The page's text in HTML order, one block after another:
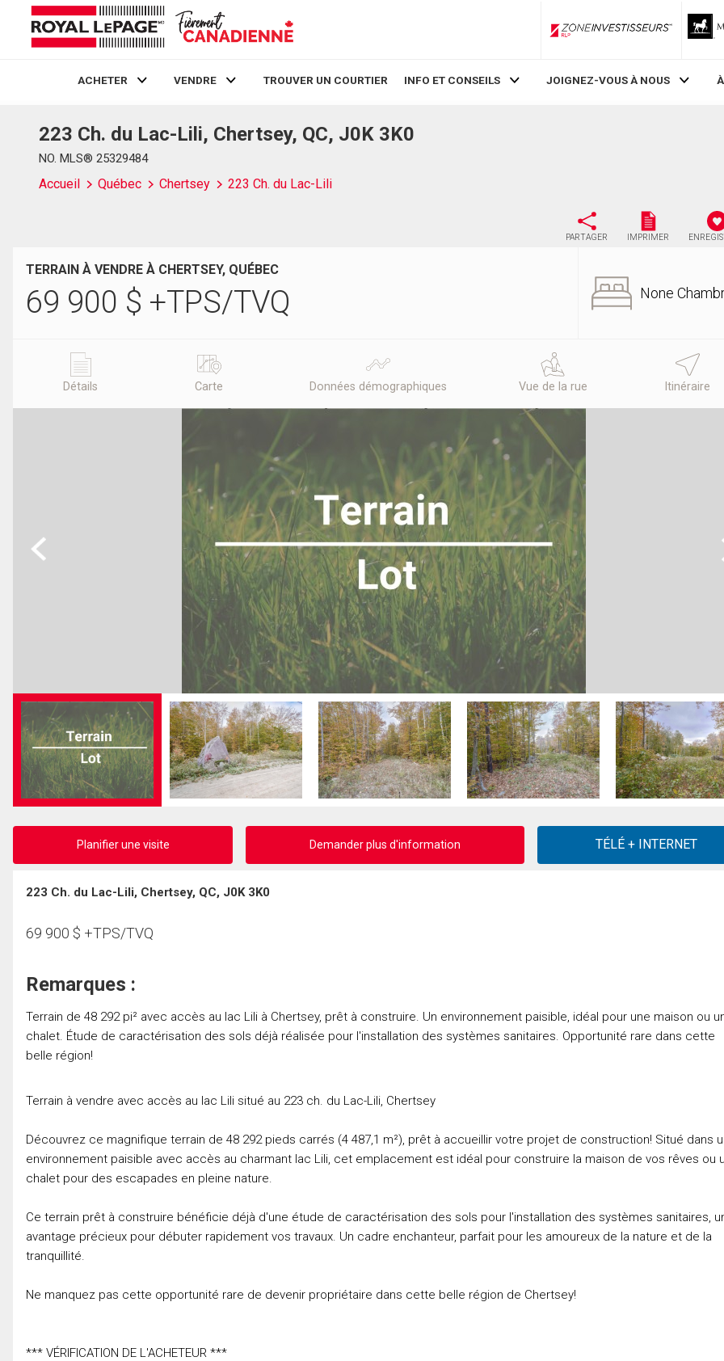
ZoneInvestisseurs RLP
ACHETER VENDRE TROUVER UN COURTIER INFO ET CONSEILS JOIGNEZ-VOUS À NOUS
223 Ch. du Lac-Lili, Chertsey, QC, J0K 3K0
NO. MLS® 25329484
Accueil Québec Chertsey 223 Ch. du Lac-Lili
PARTAGER IMPRIMER
TERRAIN À VENDRE À CHERTSEY, QUÉBEC
69 900 $ +TPS/TVQ None
Détails Carte Données démographiques Vue de la rue Itinéraire
Previous
Planifier une visite Demander plus d'information
223 Ch. du Lac-Lili, Chertsey, QC, J0K 3K0
69 900 $ +TPS/TVQ
Remarques :
Terrain de 48 292 pi² avec accès au lac Lili à Chertsey, prêt à construire. Un environnement paisible, idéal pour une maison ou
chalet. Étude de caractérisation des sols déjà réalisée pour l'installation des systèmes sanitaires. Opportunité rare dans cette
belle région!
Terrain à vendre avec accès au lac Lili situé au 223 ch. du Lac-Lili, Chertsey
Découvrez ce magnifique terrain de 48 292 pieds carrés (4 487,1 m²), prêt à accueillir votre projet de construction! Situé dans
environnement paisible avec accès au charmant lac Lili, cet emplacement est idéal pour construire la maison de vos rêves ou
chalet pour des escapades en pleine nature.
Ce terrain prêt à construire bénéficie déjà d'une étude de caractérisation des sols pour l'installation des systèmes sanitaires,
avantage précieux pour débuter rapidement vos travaux. Un cadre enchanteur, parfait pour les amoureux de la nature et de la
tranquillité.
Ne manquez pas cette opportunité rare de devenir propriétaire dans cette belle région de Chertsey!
*** VÉRIFICATION DE L'ACHETEUR ***